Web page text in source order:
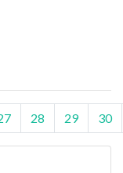
28 29 30